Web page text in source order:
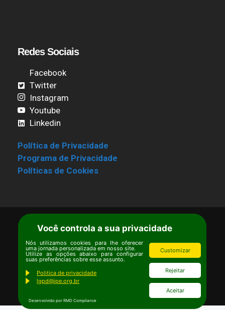
Redes Sociais
Facebook
Twitter
Instagram
Youtube
Linkedin
Política de Privacidade
Programa de Privacidade
Políticas de Cookies
Termos de Uso |Estatuto
Copyright © Ipê – Instituto de Pesquisas
Ecológicas.
Email:
ipe@ipe.org.br
Você controla a sua privacidade
Nós utilizamos cookies para lhe oferecer
uma jornada personalizada em nosso site.
Utilize as opções abaixo para configurar
suas preferências sobre esse assunto.
Politica de privacidade
lgpd@ipe.org.br
Customizar
Rejeitar
Aceitar
Desenvolvido por RMD Compliance